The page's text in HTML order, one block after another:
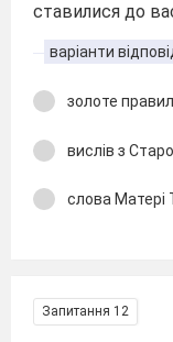
ставилися до
варіанти
золоте
вислів з
слова Матері
Запитання 12